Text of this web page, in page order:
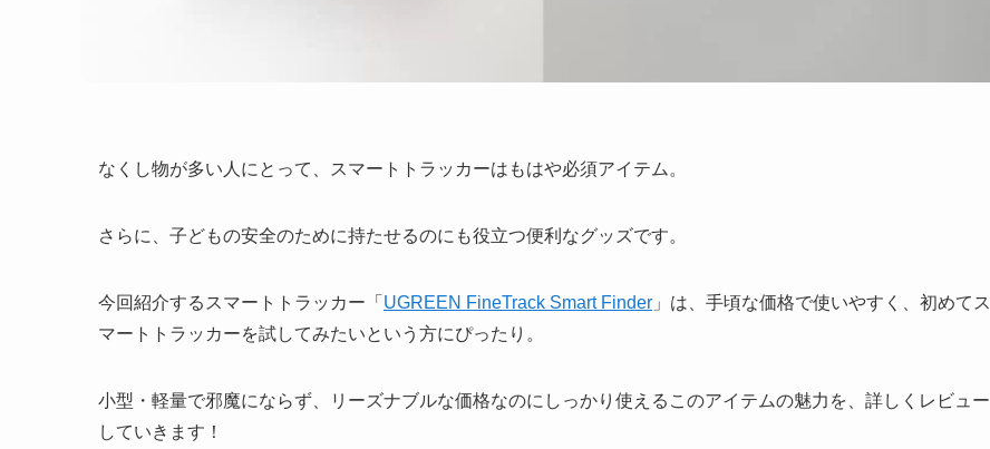
なくし物が多い人にとって、スマートトラッカーはもはや必須アイテム。
さらに、子どもの安全のために持たせるのにも役立つ便利なグッズです。
今回紹介するスマートトラッカー「 UGREEN FineTrack Smart Finder 」は、手頃な価格で使いやすく、初めてス
マートトラッカーを試してみたいという方にぴったり。
小型・軽量で邪魔にならず、リーズナブルな価格なのにしっかり使えるこのアイテムの魅力を、詳しくレビュー
していきます！